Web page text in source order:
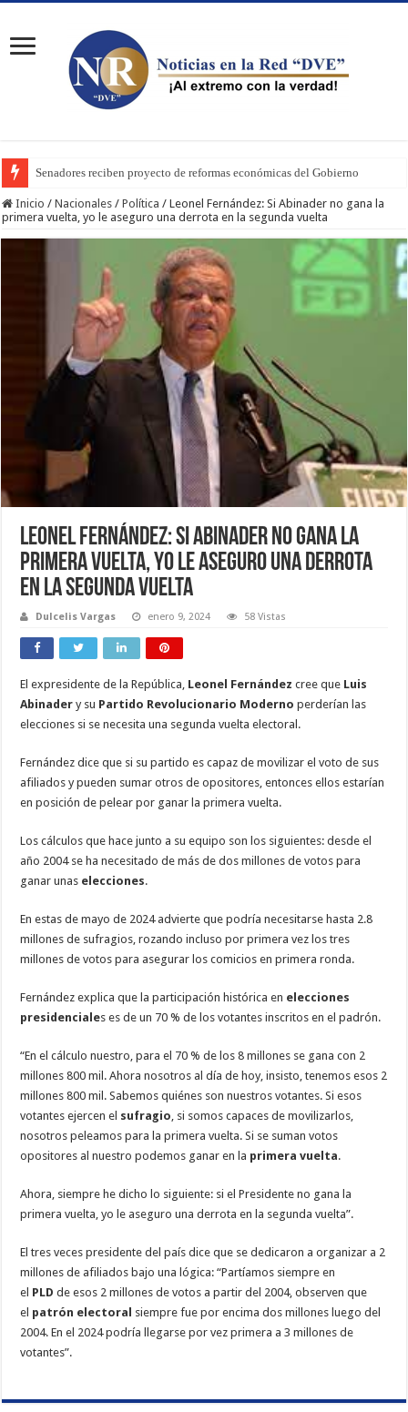
Senadores reciben proyecto de reformas económicas del Gobierno
Inicio / Nacionales / Política / Leonel Fernández: Si Abinader no gana la
primera vuelta, yo le aseguro una derrota en la segunda vuelta
Leonel Fernández: Si Abinader no gana la
primera vuelta, yo le aseguro una derrota
en la segunda vuelta
Dulcelis Vargas enero 9, 2024 58 Vistas
El expresidente de la República, Leonel Fernández cree que Luis
Abinader y su Partido Revolucionario Moderno perderían las
elecciones si se necesita una segunda vuelta electoral.
Fernández dice que si su partido es capaz de movilizar el voto de sus
afiliados y pueden sumar otros de opositores, entonces ellos estarían
en posición de pelear por ganar la primera vuelta.
Los cálculos que hace junto a su equipo son los siguientes: desde el
año 2004 se ha necesitado de más de dos millones de votos para
ganar unas elecciones.
En estas de mayo de 2024 advierte que podría necesitarse hasta 2.8
millones de sufragios, rozando incluso por primera vez los tres
millones de votos para asegurar los comicios en primera ronda.
Fernández explica que la participación histórica en elecciones
presidenciales es de un 70 % de los votantes inscritos en el padrón.
“En el cálculo nuestro, para el 70 % de los 8 millones se gana con 2
millones 800 mil. Ahora nosotros al día de hoy, insisto, tenemos esos 2
millones 800 mil. Sabemos quiénes son nuestros votantes. Si esos
votantes ejercen el sufragio, si somos capaces de movilizarlos,
nosotros peleamos para la primera vuelta. Si se suman votos
opositores al nuestro podemos ganar en la primera vuelta.
Ahora, siempre he dicho lo siguiente: si el Presidente no gana la
primera vuelta, yo le aseguro una derrota en la segunda vuelta”.
El tres veces presidente del país dice que se dedicaron a organizar a 2
millones de afiliados bajo una lógica: “Partíamos siempre en
el PLDde esos 2 millones de votos a partir del 2004, observen que
el patrón electoral siempre fue por encima dos millones luego del
2004. En el 2024 podría llegarse por vez primera a 3 millones de
votantes”.